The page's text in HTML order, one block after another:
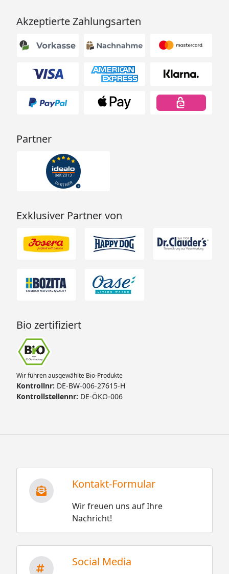
Akzeptierte Zahlungsarten
Partner
Exklusiver Partner von
Bio zertifiziert
Wir führen ausgewählte Bio-Produkte
Kontrollnr: DE-BW-006-27615-H
Kontrollstellennr: DE-ÖKO-006
Kontakt-Formular
Wir freuen uns auf Ihre
Nachricht!
Social Media